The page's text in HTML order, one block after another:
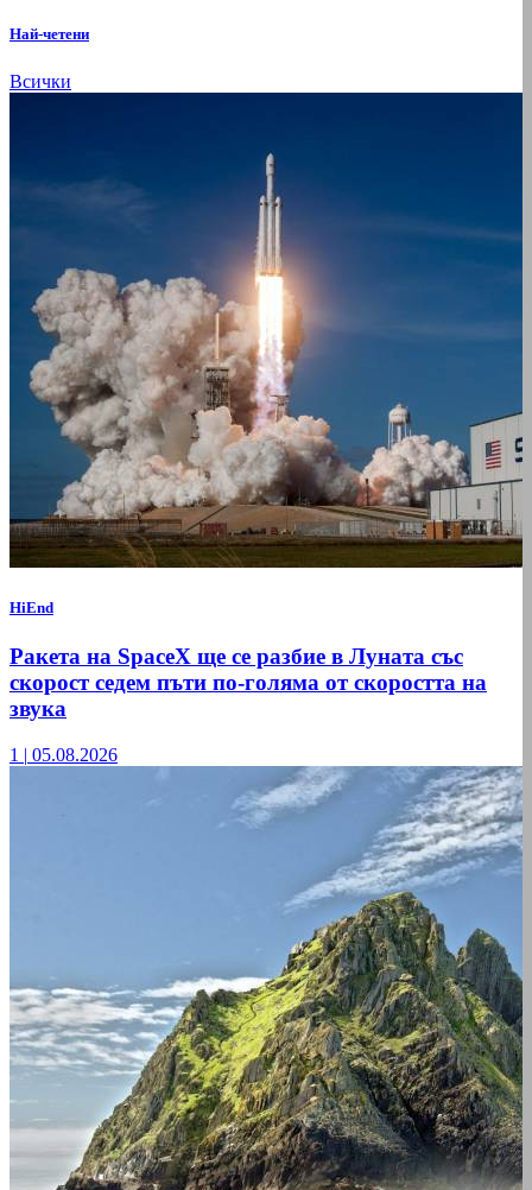
Най-четени
Всички
HiEnd
Ракета на SpaceX ще се разбие в Луната със
скорост седем пъти по-голяма от скоростта на
звука
1 | 05.08.2026